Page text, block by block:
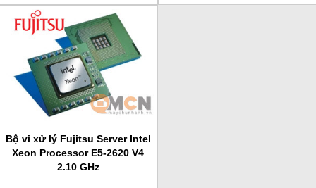
Bộ vi xử lý Fujitsu Server Intel
Xeon Processor E5-2620 V4
2.10 GHz